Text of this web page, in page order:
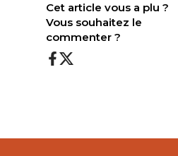
Cet article vous a plu ?
Vous souhaitez le
commenter ?